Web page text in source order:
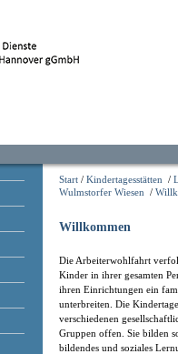
Start / Kindertagesstätten /
Wulmstorfer Wiesen /
Willkommen
Die Arbeiterwohlfahrt
Kinder in ihrer gesamten
ihren Einrichtungen ein
unterbreiten. Die
verschiedenen
Gruppen offen. Sie bilden
bildendes und soziales